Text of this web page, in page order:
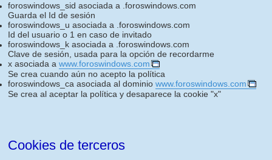
foroswindows_sid asociada a .foroswindows.com
Guarda el Id de sesión
foroswindows_u asociada a .foroswindows.com
Id del usuario o 1 en caso de invitado
foroswindows_k asociada a .foroswindows.com
Clave de sesión, usada para la opción de recordarme
x asociada a www.foroswindows.com
Se crea cuando aún no acepto la política
foroswindows_ca asociada al dominio www.foroswindows.com
Se crea al aceptar la política y desaparece la cookie "x"
Cookies de terceros